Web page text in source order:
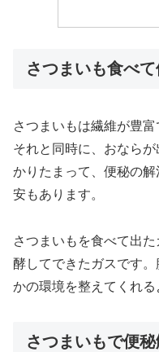
さつまいも食べて
さつまいもは繊維が豊
それと同時に、おなら
かりたまって、便秘の
安もあります。
さつまいもを食べて出
酵してできたガスです
かの環境を整えてくれる
さつまいもで便